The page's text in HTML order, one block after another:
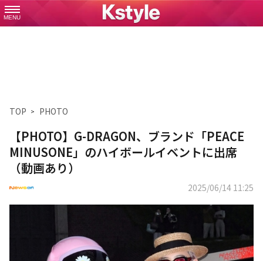
MENU
TOP PHOTO
【PHOTO】G-DRAGON、ブランド「PEACE
MINUSONE」のハイボールイベントに出席
（動画あり）
2025/06/14 11:25